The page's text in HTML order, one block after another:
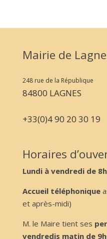
Mairie de
248 rue de la République
84800 LAGNES
+33(0)4 90 20 30 19
Horaires
Lundi à vendredi de
Accueil téléphonique
et après-midi)
M. le Maire tient ses
vendredis matin de